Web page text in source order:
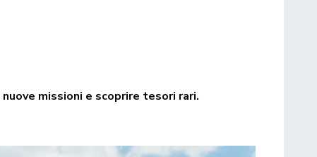
nuove missioni e scoprire tesori rari.